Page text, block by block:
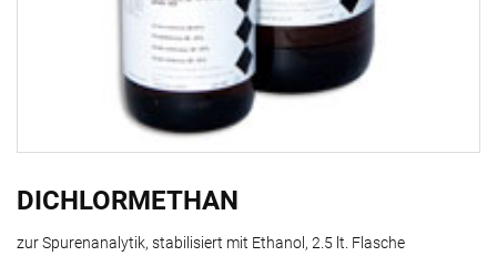
DICHLORMETHAN
zur Spurenanalytik, stabilisiert mit Ethanol, 2.5 lt. Flasche